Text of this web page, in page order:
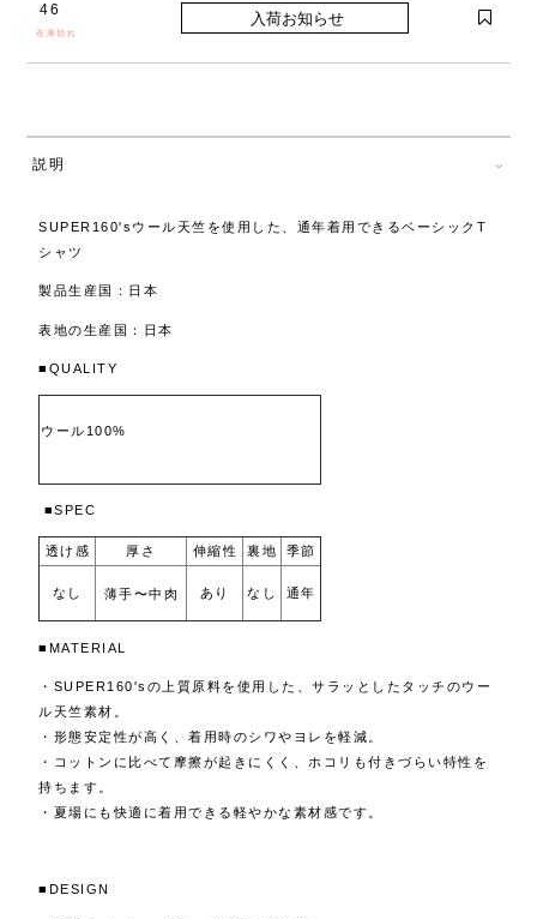
46
在庫切れ
説明
SUPER160'sウール天竺を使用した、通年着用できるベーシックT
シャツ
製品生産国：日本
表地の生産国：日本
■QUALITY
ウール100%
■SPEC
透け感 厚さ 伸縮性 裏地 季節
なし 薄手〜中肉 あり なし 通年
■MATERIAL
・SUPER160'sの上質原料を使用した、サラッとしたタッチのウー
ル天竺素材。
・形態安定性が高く、着用時のシワやヨレを軽減。
・コットンに比べて摩擦が起きにくく、ホコリも付きづらい特性を
持ちます。
・夏場にも快適に着用できる軽やかな素材感です。
■DESIGN